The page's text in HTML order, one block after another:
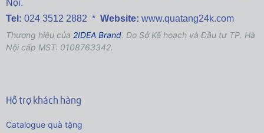
Nội.
Tel: 024 3512 2882 * Website: www.quatang24k.com
Thương hiệu của 2IDEA Brand. Do Sở Kế hoạch và Đầu tư TP. Hà
Nội cấp MST: 0108763342.
Hỗ trợ khách hàng
Catalogue quà tặng